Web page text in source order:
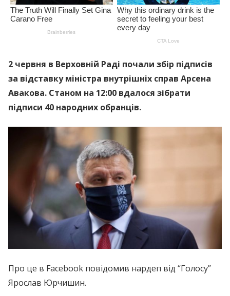
2 червня в Верховній Раді почали збір підписів
за відставку міністра внутрішніх справ Арсена
Авакова. Станом на 12:00 вдалося зібрати
підписи 40 народних обранців.
Про це в Facebook повідомив нардеп від “Голосу”
Ярослав Юрчишин.